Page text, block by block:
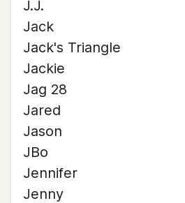
J.J.
Jack
Jack's Triangle
Jackie
Jag 28
Jared
Jason
JBo
Jennifer
Jenny